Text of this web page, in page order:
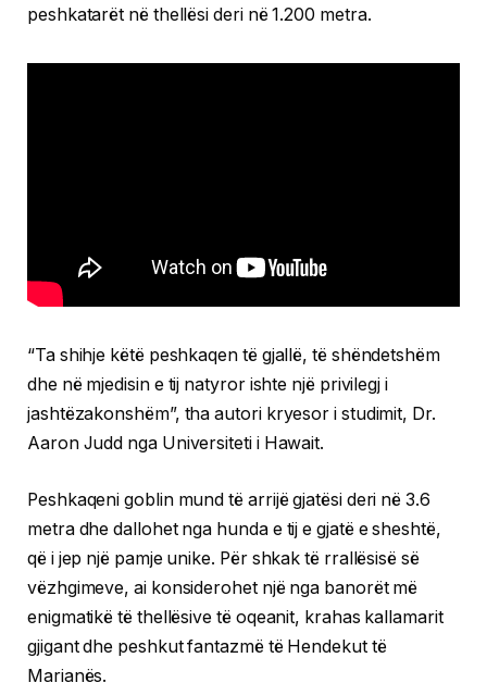
peshkatarët në thellësi deri në 1.200 metra.
“Ta shihje këtë peshkaqen të gjallë, të shëndetshëm
dhe në mjedisin e tij natyror ishte një privilegj i
jashtëzakonshëm”, tha autori kryesor i studimit, Dr.
Aaron Judd nga Universiteti i Hawait.
Peshkaqeni goblin mund të arrijë gjatësi deri në 3.6
metra dhe dallohet nga hunda e tij e gjatë e sheshtë,
që i jep një pamje unike. Për shkak të rrallësisë së
vëzhgimeve, ai konsiderohet një nga banorët më
enigmatikë të thellësive të oqeanit, krahas kallamarit
gjigant dhe peshkut fantazmë të Hendekut të
Marianës.